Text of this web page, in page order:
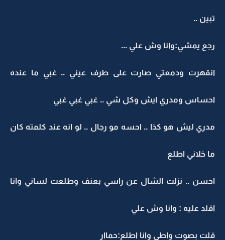
تبين ..
رجع يمشي:وانا وش علي ...
انقهرت ودمعتي صارت على طرف عيني .. غبي ما عنده
احساس ومدري ايش وكل شي .. غبي غبي غبي
مدري ليش هو كذا .. احسه مو رجال .. لو انه عند كلمته كان
ما خلاني اطلع
احسن .. نزلت الشال عن راسي بعنف وطلعت لساني وانا
اقلد عليه : وانا وش علي
قلت بصوت واطي وانا اطلع:حماار